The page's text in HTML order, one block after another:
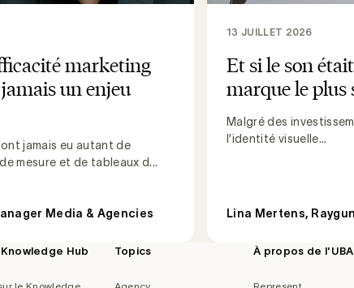
marketing
un enjeu
jamais eu autant de
mesure et de tableaux d...
Media & Agencies
Et si le son
marque le plus
Malgré des
l’identité visuelle...
13 JUILLET 2026
Lina Mertens,
Knowledge Hub Topics À propos de l'UBA